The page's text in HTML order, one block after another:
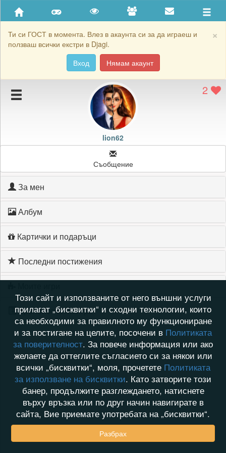
×
Ти си ГОСТ в момента. Влез в акаунта си за да играеш и
ползваш всички екстри в Djagi.
Вход
Нямам акаунт
Приятели
Хронология на игри
Подаръците на lion62 2
lion62
Съобщение
За мен
Албум
Картички и подаръци
Последни постижения
Хронология на игри
Този сайт и използваните от него външни услуги
прилагат „бисквитки“ и сходни технологии, които
са необходими за правилното му функциониране
и за постигане на целите, посочени в Политиката
за поверителност. За повече информация или ако
желаете да оттеглите съгласието си за някои или
всички „бисквитки“, моля, прочетете Политиката
за използване на бисквитки. Като затворите този
банер, продължите разглеждането, натиснете
върху връзка или по друг начин навигирате в
сайта, Вие приемате употребата на „бисквитки“.
Разбрах